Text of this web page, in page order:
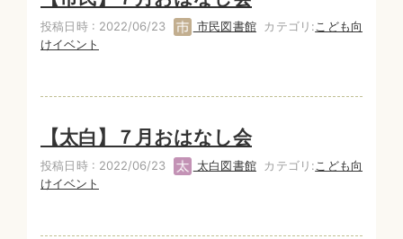
投稿日時 : 2022/06/23 市民図書館カテゴリ: こども向
けイベント
【太白】７月おはなし会
投稿日時 : 2022/06/23 太白図書館カテゴリ: こども向
けイベント